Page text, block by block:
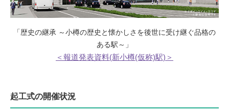
「歴史の継承 ～小樽の歴史と懐かしさを後世に受け継ぐ品格の
ある駅～」
＜報道発表資料(新小樽(仮称)駅)＞
起工式の開催状況